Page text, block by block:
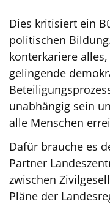
Dies kritisiert ein
politischen
konterkariere
gelingende
unabhängig sein
alle Menschen
Dafür brauche es
Partner
zwischen
Pläne der